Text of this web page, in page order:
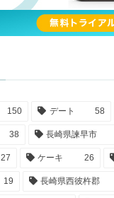
150 デート 58
38 長崎県諫早市
27 ケーキ 26
19 長崎県西彼杵郡